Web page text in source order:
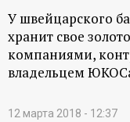
У швейцарского
хранит свое
компаниями,
владельцем
12 марта 2018 - 12:37